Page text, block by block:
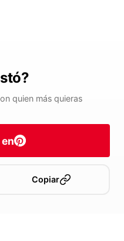
quien más quieras
Copiar